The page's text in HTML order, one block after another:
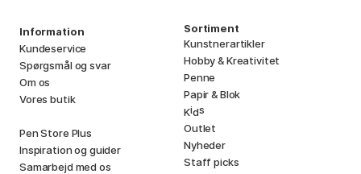
Information
Kundeservice
Spørgsmål og svar
Om os
Vores butik
Pen Store Plus
Inspiration og guider
Samarbejd med os
Sortiment
Kunstnerartikler
Hobby & Kreativitet
Penne
Papir & Blok
Kids
Outlet
Nyheder
Staff picks